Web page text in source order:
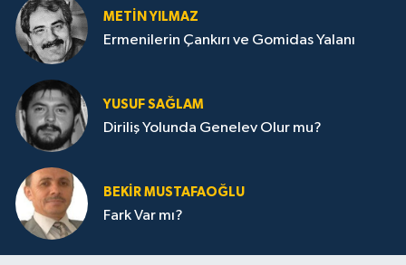
METIN YILMAZ
Ermenilerin Çankırı ve Gomidas Yalanı
YUSUF SAĞLAM
Diriliş Yolunda Genelev Olur mu?
BEKIR MUSTAFAOĞLU
Fark Var mı?